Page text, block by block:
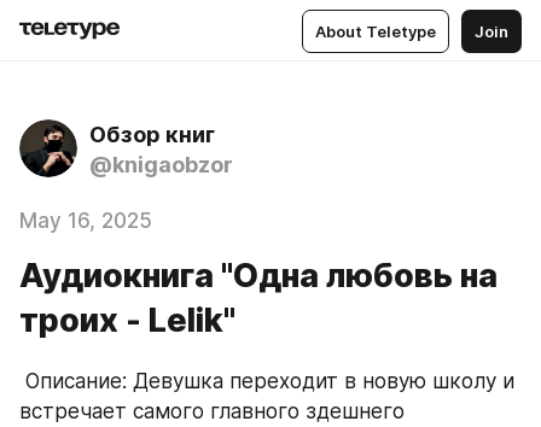
About Teletype Join
Обзор книг
@knigaobzor
May 16, 2025
Аудиокнига "Одна любовь на
троих - Lelik"
встречает самого главного здешнего